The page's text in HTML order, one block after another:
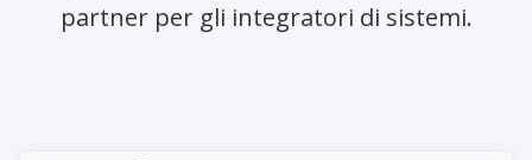
partner per gli integratori di sistemi.